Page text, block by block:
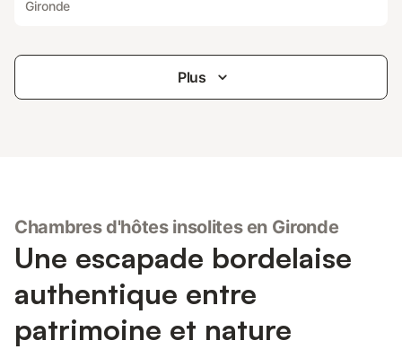
Gironde
Plus
Chambres d'hôtes insolites en Gironde
Une escapade bordelaise
authentique entre
patrimoine et nature